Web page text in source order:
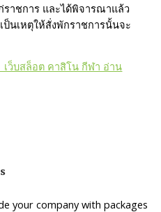
ราชการ และได้พิจารณาแล้ว
นเหตุให้สั่งพักราชการนั้นจะ
ว็บสล็อต คาสิโน กีฬา อ่าน
your company with packages